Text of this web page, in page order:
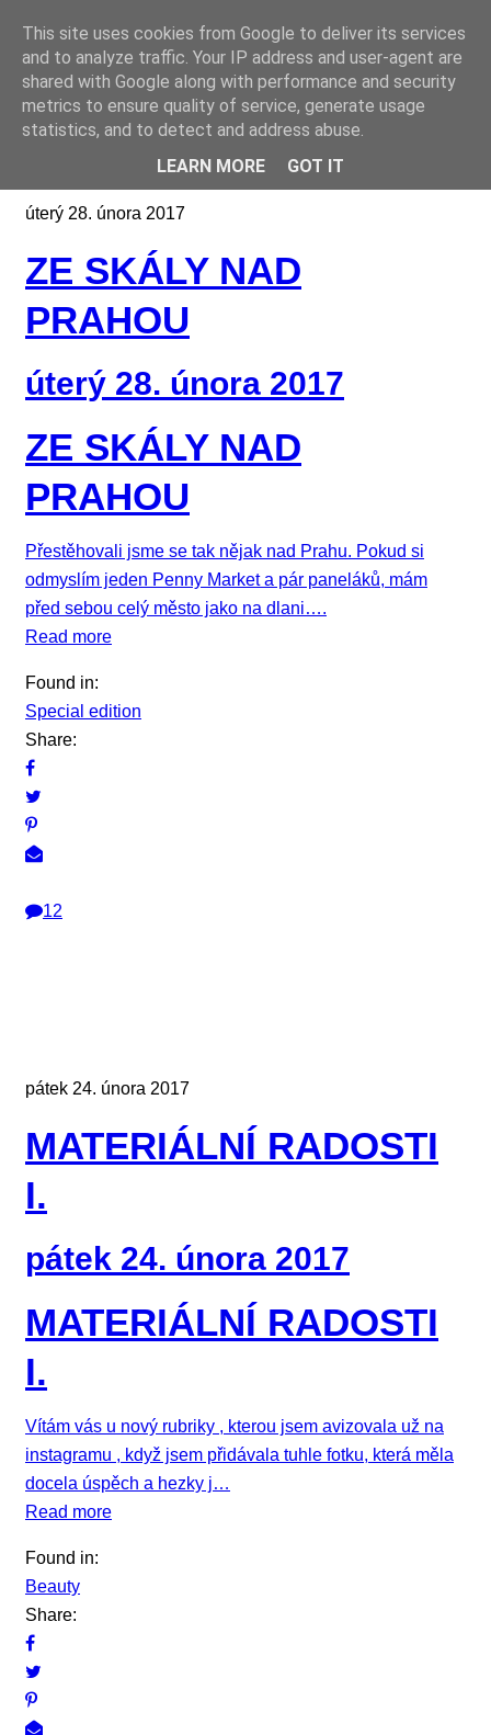
Online casino CZ
úterý 28. února 2017
ZE SKÁLY NAD
PRAHOU
úterý 28. února 2017
ZE SKÁLY NAD
PRAHOU
Přestěhovali jsme se tak nějak nad Prahu. Pokud si
odmyslím jeden Penny Market a pár paneláků, mám
před sebou celý město jako na dlani….
Read more
Found in:
Special edition
Share:
12
pátek 24. února 2017
MATERIÁLNÍ RADOSTI
I.
pátek 24. února 2017
MATERIÁLNÍ RADOSTI
I.
Vítám vás u nový rubriky , kterou jsem avizovala už na
instagramu , když jsem přidávala tuhle fotku, která měla
docela úspěch a hezky j…
Read more
Found in:
Beauty
Share:
This site uses cookies from Google to deliver its services
and to analyze traffic. Your IP address and user-agent are
shared with Google along with performance and security
metrics to ensure quality of service, generate usage
statistics, and to detect and address abuse.
LEARN MORE
GOT IT